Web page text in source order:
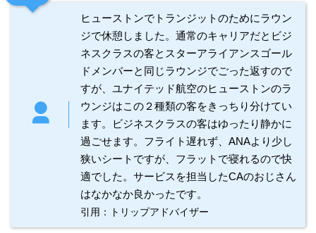
ヒューストンでトランジットのためにラウン
ジで休憩しました。通常のキャリアだとビジ
ネスクラスの客とスターアライアンスゴール
ドメンバーと同じラウンジでごった返すので
すが、ユナイテッド航空のヒューストンのラ
ウンジはこの２種類の客をきっちり分けてい
ます。ビジネスクラスの客はゆったり静かに
過ごせます。フライト遅れず、ANAより少し
狭いシートですが、フラットで寝れるので快
適でした。サービスを担当したCAのおじさん
はなかなか良かったです。
引用：トリップアドバイザー